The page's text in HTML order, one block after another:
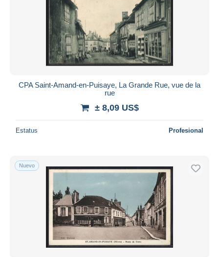
CPA Saint-Amand-en-Puisaye, La Grande Rue, vue de la
rue
± 8,09 US$
Estatus Profesional
Nuevo